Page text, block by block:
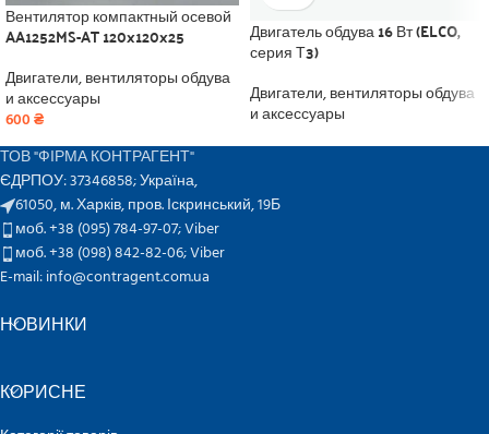
Вентилятор компактный осевой
AA1252MS-AT 120x120x25
Двигатели, вентиляторы обдува
и аксессуары
600₴
Двигатель обдува 16 Вт (ELCO,
серия Т3)
Двигатели, вентиляторы обдува
и аксессуары
ТОВ "ФІРМА КОНТРАГЕНТ"
ЄДРПОУ: 37346858; Україна,
61050, м. Харків, пров. Іскринський, 19Б
моб. +38 (095) 784-97-07;Viber
моб. +38 (098) 842-82-06;Viber
E-mail: info@contragent.com.ua
НОВИНКИ
КОРИСНЕ